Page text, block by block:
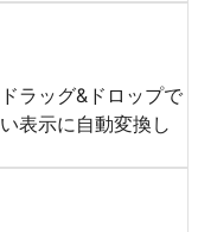
ラッグ&ドロップで
表示に自動変換し